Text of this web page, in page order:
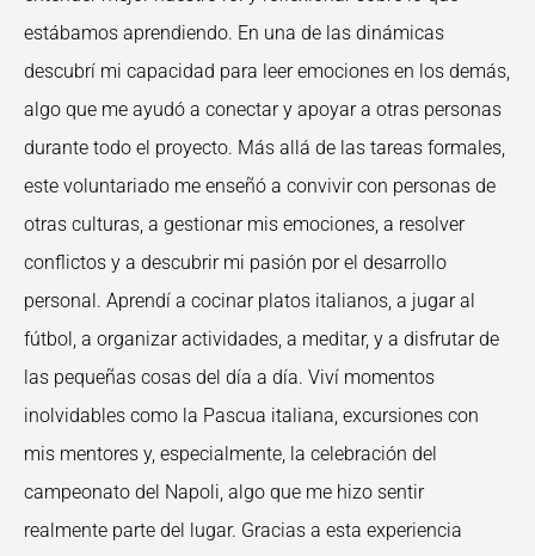
estábamos aprendiendo. En una de las dinámicas
descubrí mi capacidad para leer emociones en los demás,
algo que me ayudó a conectar y apoyar a otras personas
durante todo el proyecto. Más allá de las tareas formales,
este voluntariado me enseñó a convivir con personas de
otras culturas, a gestionar mis emociones, a resolver
conflictos y a descubrir mi pasión porel desarrollo
personal. Aprendí a cocinar platos italianos, a jugar al
fútbol, a organizaractividades, a meditar, y a disfrutar de
las pequeñas cosas del día a día. Viví momentos
inolvidables como la Pascua italiana, excursiones con
mis mentores y, especialmente, la celebración del
campeonato del Napoli, algo que me hizo sentir
realmente parte del lugar. Gracias a esta experiencia